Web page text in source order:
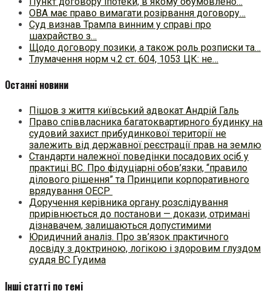
ОВА має право вимагати розірвання договору…
Суд визнав Трампа винним у справі про
шахрайство з…
Щодо договору позики, а також роль розписки та…
Тлумачення норм ч.2 ст. 604, 1053 ЦК: не…
Останні новини
Пішов з життя київський адвокат Андрій Галь
Право співвласника багатоквартирного будинку на
судовий захист прибудинкової території не
залежить від державної реєстрації прав на землю
Стандарти належної поведінки посадових осіб у
практиці ВC. Про фідуціарні обов’язки, “правило
ділового рішення” та Принципи корпоративного
врядування ОЕСР
Доручення керівника органу розслідування
прирівнюється до постанови — докази, отримані
дізнавачем, залишаються допустимими
Юридичний аналіз. Про зв’язок практичного
досвіду з доктриною, логікою і здоровим глуздом
суддя ВС Гудима
Інші статті по темі